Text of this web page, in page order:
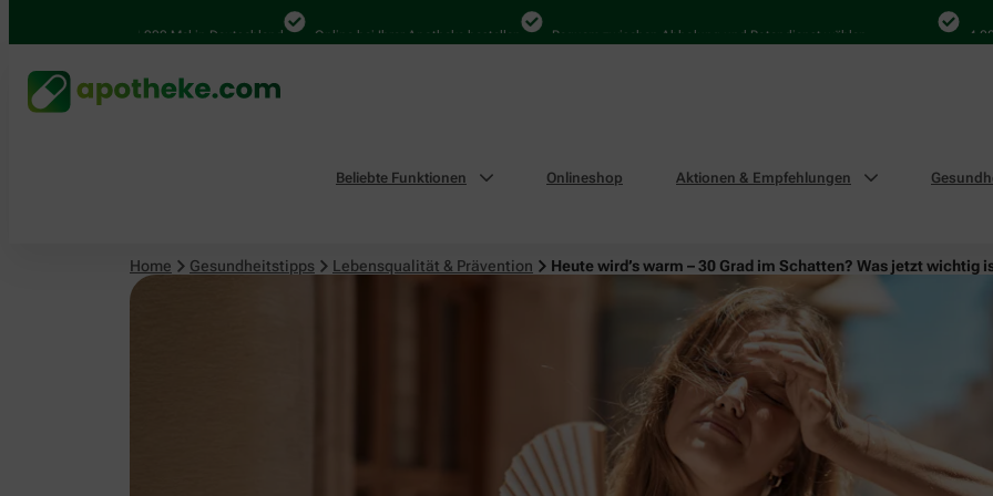
4.000 Mal in Deutschland Online bei Ihrer Apotheke bestellen Bequem zwischen Abholung und Botendienst wählen 4.000 Mal
Beliebte Funktionen Onlineshop Aktionen & Empfehlungen
Home Gesundheitstipps Lebensqualität & Prävention Heute wird’s warm – 30 Grad im Schatten? Was jetzt wichtig
Lebensqualität & Prävention